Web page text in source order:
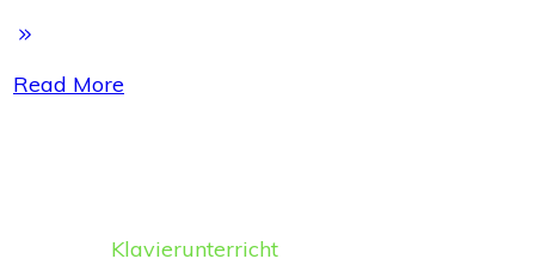
Read More
Klavierunterricht